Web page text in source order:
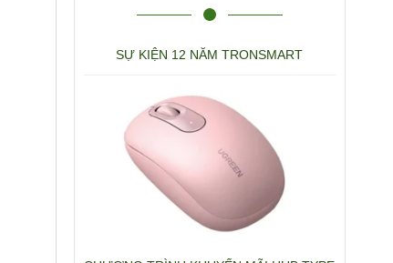
SỰ KIỆN 12 NĂM TRONSMART